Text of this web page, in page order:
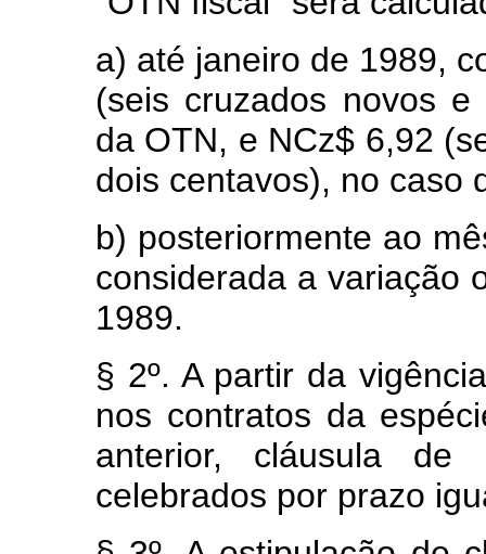
a) até janeiro de 1989,
(seis cruzados novos
da OTN, e NCz$ 6,92
dois centavos), no caso
b) posteriormente ao
considerada a variação
1989.
§ 2º. A partir da
nos contratos da
anterior, cláusula de
celebrados por prazo